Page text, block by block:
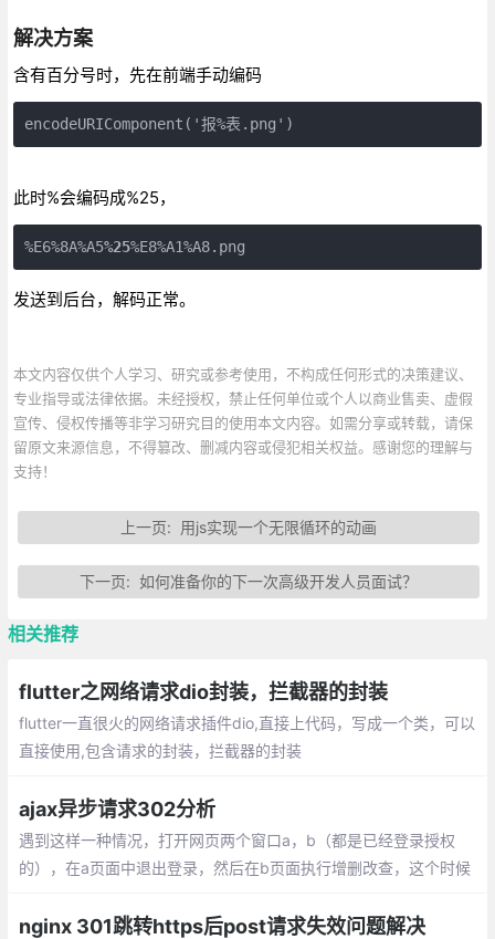
解决方案
含有百分号时，先在前端手动编码
encodeURIComponent('报%表.png')
此时%会编码成%25，
%E6%8A%A5%25%E8%A1%A8.png
发送到后台，解码正常。
本文内容仅供个人学习、研究或参考使用，不构成任何形式的决策建议、
专业指导或法律依据。未经授权，禁止任何单位或个人以商业售卖、虚假
宣传、侵权传播等非学习研究目的使用本文内容。如需分享或转载，请保
留原文来源信息，不得篡改、删减内容或侵犯相关权益。感谢您的理解与
支持！
上一页: 用js实现一个无限循环的动画
下一页: 如何准备你的下一次高级开发人员面试？
相关推荐
flutter之网络请求dio封装，拦截器的封装
flutter一直很火的网络请求插件dio,直接上代码，写成一个类，可以
直接使用,包含请求的封装，拦截器的封装
ajax异步请求302分析
遇到这样一种情况，打开网页两个窗口a，b（都是已经登录授权
的），在a页面中退出登录，然后在b页面执行增删改查，这个时候
理，进行内部跳转处理），b页面中的ajax请求的回调中就会出现问
nginx 301跳转https后post请求失效问题解决